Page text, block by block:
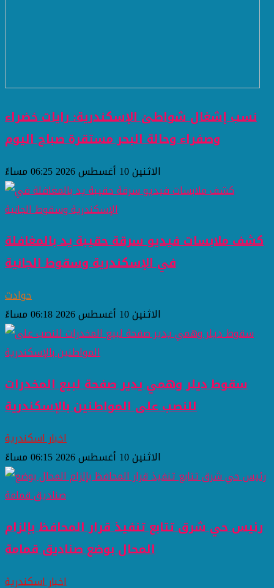
نسب إشغال شواطئ الإسكندرية: رايات خضراء
وصفراء وحالة البحر مستقرة صباح اليوم
الاثنين 10 أغسطس 2026 06:25 مساءً
كشف ملابسات فيديو سرقة حقيبة يد بالمغافلة
في الإسكندرية وسقوط الجانية
حوادث
الاثنين 10 أغسطس 2026 06:18 مساءً
سقوط ديلر وهمي يدير صفحة لبيع المخدرات
للنصب على المواطنين بالإسكندرية
اخبار اسكندرية
الاثنين 10 أغسطس 2026 06:15 مساءً
رئيس حي شرق تتابع تنفيذ قرار المحافظ بإلزام
المحال بوضع صناديق قمامة
اخبار اسكندرية